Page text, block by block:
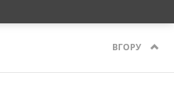
ВГОРУ